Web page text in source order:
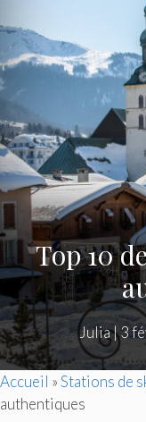
Top 10
Julia|3
Accueil »Stations de
authentiques